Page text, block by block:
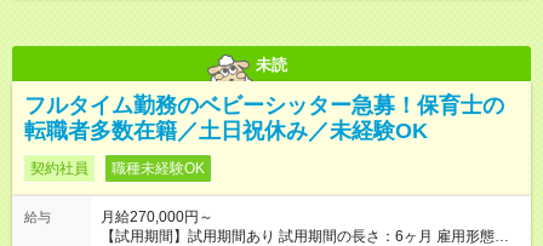
未読
フルタイム勤務のベビーシッター急募！保育士の
転職者多数在籍／土日祝休み／未経験OK
契約社員 職種未経験OK
給与
月給270,000円～
【試用期間】試用期間あり 試用期間の長さ：6ヶ月 雇用形態、